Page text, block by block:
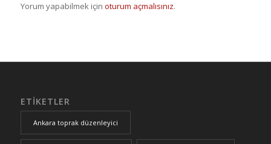
Yorum yapabilmek için oturum açmalısınız.
ETIKETLER
Ankara toprak düzenleyici